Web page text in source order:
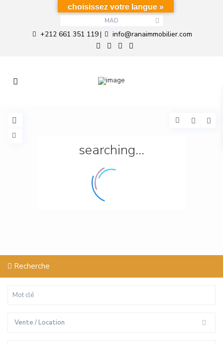
MAD
+212 661 351 119| info@ranaimmobilier.com
searching...
Recherche
Vente / Location
choisissez votre langue »